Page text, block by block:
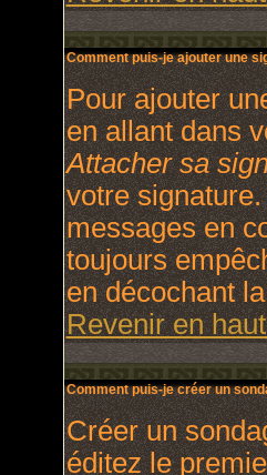
Comment puis-je ajouter une
Pour ajouter
en allant dans
Attacher sa
votre
messages en
toujours
en décochant
Revenir en
Comment puis-je créer un
Créer un
éditez le